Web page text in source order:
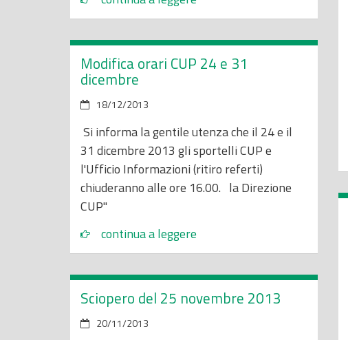
Modifica orari CUP 24 e 31
dicembre
18/12/2013
Si informa la gentile utenza che il 24 e il
31 dicembre 2013 gli sportelli CUP e
l'Ufficio Informazioni (ritiro referti)
chiuderanno alle ore 16.00. la Direzione
CUP"
continua a leggere
Sciopero del 25 novembre 2013
20/11/2013